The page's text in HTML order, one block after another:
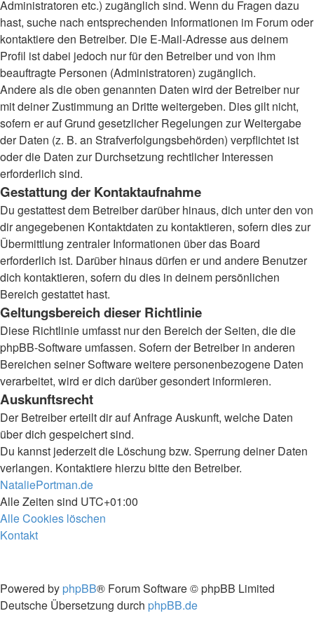
Administratoren etc.) zugänglich sind. Wenn du Fragen dazu
hast, suche nach entsprechenden Informationen im Forum oder
kontaktiere den Betreiber. Die E-Mail-Adresse aus deinem
Profil ist dabei jedoch nur für den Betreiber und von ihm
beauftragte Personen (Administratoren) zugänglich.
Andere als die oben genannten Daten wird der Betreiber nur
mit deiner Zustimmung an Dritte weitergeben. Dies gilt nicht,
sofern er auf Grund gesetzlicher Regelungen zur Weitergabe
der Daten (z. B. an Strafverfolgungsbehörden) verpflichtet ist
oder die Daten zur Durchsetzung rechtlicher Interessen
erforderlich sind.
Gestattung der Kontaktaufnahme
Du gestattest dem Betreiber darüber hinaus, dich unter den von
dir angegebenen Kontaktdaten zu kontaktieren, sofern dies zur
Übermittlung zentraler Informationen über das Board
erforderlich ist. Darüber hinaus dürfen er und andere Benutzer
dich kontaktieren, sofern du dies in deinem persönlichen
Bereich gestattet hast.
Geltungsbereich dieser Richtlinie
Diese Richtlinie umfasst nur den Bereich der Seiten, die die
phpBB-Software umfassen. Sofern der Betreiber in anderen
Bereichen seiner Software weitere personenbezogene Daten
verarbeitet, wird er dich darüber gesondert informieren.
Auskunftsrecht
Der Betreiber erteilt dir auf Anfrage Auskunft, welche Daten
über dich gespeichert sind.
Du kannst jederzeit die Löschung bzw. Sperrung deiner Daten
verlangen. Kontaktiere hierzu bitte den Betreiber.
NataliePortman.de
Alle Zeiten sind UTC+01:00
Alle Cookies löschen
Kontakt
Powered by phpBB® Forum Software © phpBB Limited
Deutsche Übersetzung durch phpBB.de